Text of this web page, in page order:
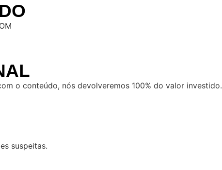
o conteúdo, nós devolveremos 100% do valor investido.
suspeitas.